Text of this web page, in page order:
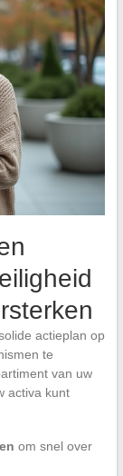
actieplan op
te
van uw
activa kunt
om snel over